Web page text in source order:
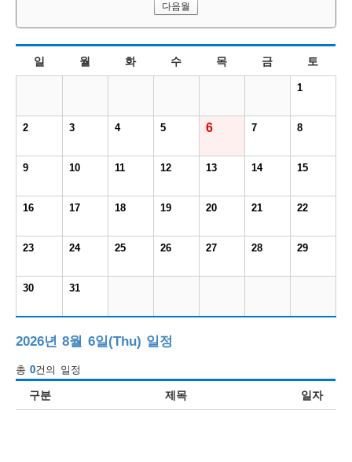
정
보
정
보
훈
련
정
보
도
우
미
안
내
다음월
일 월 화 수 목 금 토
1
2 3 4 5 6 7 8
9 10 11 12 13 14 15
16 17 18 19 20 21 22
23 24 25 26 27 28 29
30 31
2026년 8월 6일(Thu) 일정
총0건의 일정
구분 제목 일자
취
업
도
우
미